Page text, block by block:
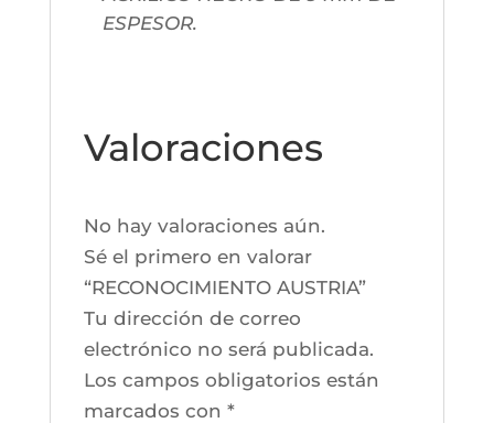
ESPESOR.
Valoraciones
No hay valoraciones aún.
Sé el primero en valorar
“RECONOCIMIENTO AUSTRIA”
Tu dirección de correo
electrónico no será publicada.
Los campos obligatorios están
marcados con *